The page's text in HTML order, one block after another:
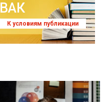
ВАК
К условиям публикации